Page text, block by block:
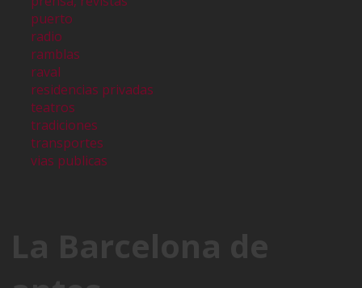
puerto
radio
ramblas
raval
residencias privadas
teatros
tradiciones
transportes
vias publicas
La Barcelona de